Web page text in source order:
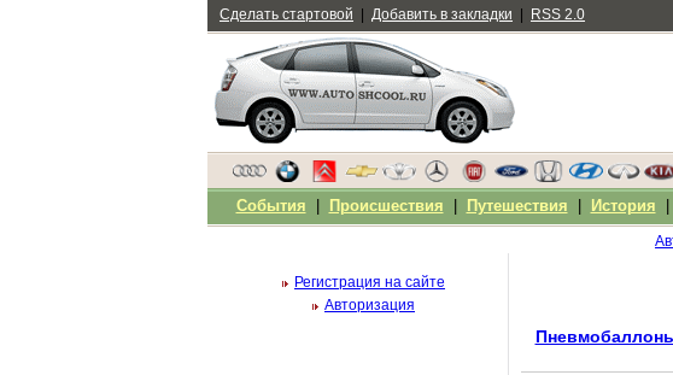
Регистрация на сайте
Авторизация
Сделать стартовой Добавить в закладки RSS 2.0
События Происшествия Путешествия История